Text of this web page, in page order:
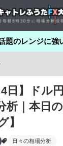
題のレンジに強
4日】ドル
析｜本日
】
日々の相場分析